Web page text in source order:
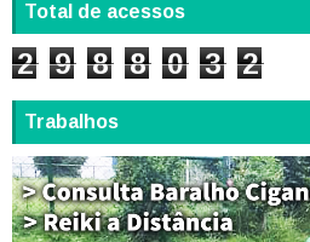
Total de acessos
2 9 8 8 0 3 2
Trabalhos